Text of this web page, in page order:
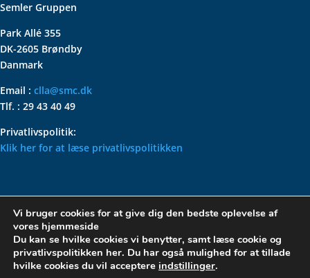
Semler Gruppen
Park Allé 355
DK-2605 Brøndby
Danmark
Email : clla@smc.dk
Tlf. : 29 43 40 49
Privatlivspolitik:
Klik her for at læse privatlivspolitikken
VOLKSWAGEN CLASSIC
PARTS – HOLDER DIN
KLASSISKE VOLKSWAGEN I
TOPFORM
Vi bruger cookies for at give dig den bedste oplevelse af
vores hjemmeside
Du kan se hvilke cookies vi benytter, samt læse cookie og
privatlivspolitikken her. Du har også mulighed for at tillade
hvilke cookies du vil acceptere indstillinger.